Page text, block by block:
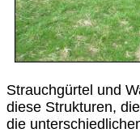
Strauchgürtel und
diese Strukturen,
die